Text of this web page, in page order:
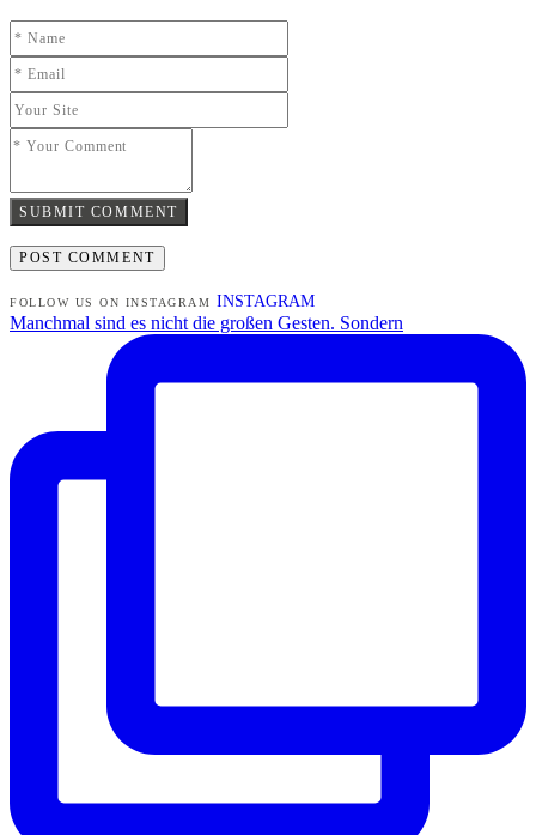
SUBMIT COMMENT
FOLLOW US ON INSTAGRAM INSTAGRAM
Manchmal sind es nicht die großen Gesten. Sondern